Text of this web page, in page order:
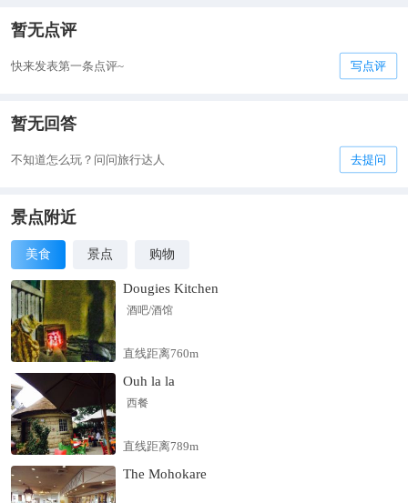
暂无点评
快来发表第一条点评~ 写点评
暂无回答
不知道怎么玩？问问旅行达人 去提问
景点附近
美食 景点 购物
Dougies Kitchen
酒吧/酒馆
直线距离760m
Ouh la la
西餐
直线距离789m
The Mohokare